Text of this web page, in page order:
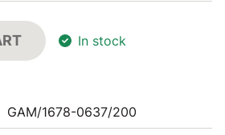
In stock
GAM/1678-0637/200